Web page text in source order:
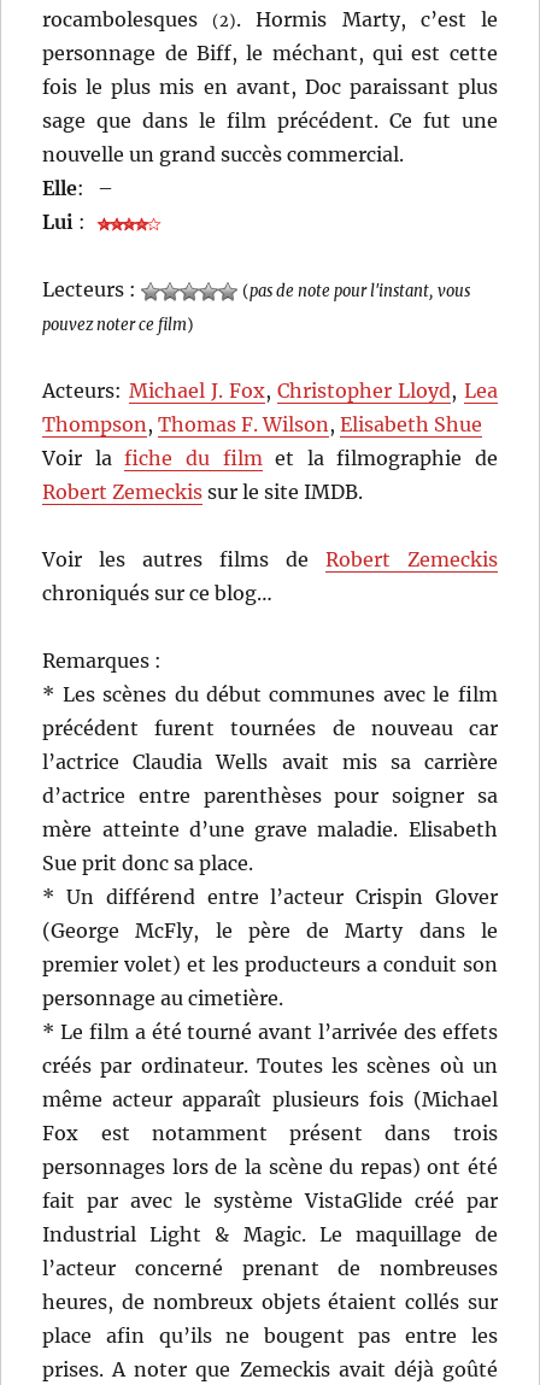
rocambolesques(2). Hormis Marty, c’est le
personnage de Biff, le méchant, qui est cette
fois le plus mis en avant, Doc paraissant plus
sage que dans le film précédent. Ce fut une
nouvelle un grand succès commercial.
Elle:
–
Lui :
Lecteurs : (pas de note pour l'instant, vous
pouvez noter ce film)
Acteurs: Michael J. Fox,Christopher Lloyd, Lea
Thompson,Thomas F. Wilson,Elisabeth Shue
Voir lafiche du filmet la filmographie de
Robert Zemeckis sur le site IMDB.
Voir les autres films de Robert Zemeckis
chroniqués sur ce blog…
Remarques :
* Les scènes du début communes avec le film
précédent furent tournées de nouveau car
l’actrice Claudia Wells avait mis sa carrière
d’actrice entre parenthèses pour soigner sa
mère atteinte d’une grave maladie. Elisabeth
Sue prit donc sa place.
* Un différend entre l’acteur Crispin Glover
(George McFly, le père de Marty dans le
premier volet) et les producteurs a conduit son
personnage au cimetière.
* Le film a été tourné avant l’arrivée des effets
créés par ordinateur. Toutes les scènes où un
même acteur apparaît plusieurs fois (Michael
Fox est notamment présent dans trois
personnages lors de la scène du repas) ont été
fait par avec le système VistaGlide créé par
Industrial Light & Magic. Le maquillage de
l’acteur concerné prenant de nombreuses
heures, de nombreux objets étaient collés sur
place afin qu’ils ne bougent pas entre les
prises. A noter que Zemeckis avait déjà goûté